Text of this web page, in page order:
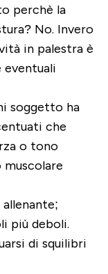
perchè la
No. Invero
in palestra è
soggetto ha
che
o tono
più deboli.
di squilibri